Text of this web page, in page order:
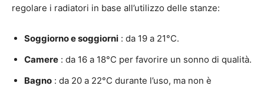
regolare i radiatori in base all’utilizzo delle stanze:
Soggiorno e soggiorni : da 19 a 21°C.
Camere : da 16 a 18°C ​​per favorire un sonno di qualità.
Bagno : da 20 a 22°C durante l’uso, ma non è